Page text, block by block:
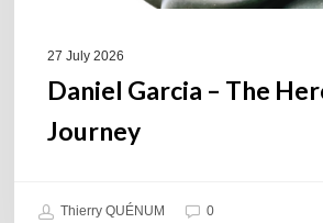
27 July 2026
Daniel Garcia – The
Journey
Thierry QUÉNUM 0